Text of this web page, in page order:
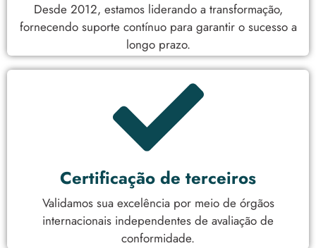
Desde 2012, estamos liderando a transformação,
fornecendo suporte contínuo para garantir o sucesso a
longo prazo.
Certificação de terceiros
Validamos sua excelência por meio de órgãos
internacionais independentes de avaliação de
conformidade.